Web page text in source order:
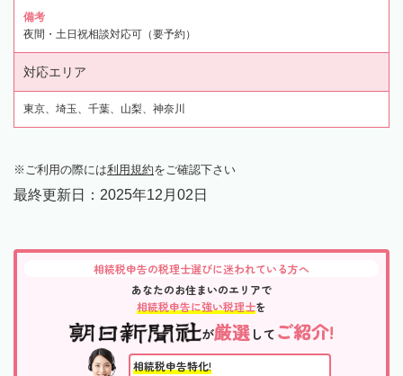
備考
夜間・土日祝相談対応可（要予約）
対応エリア
東京、埼玉、千葉、山梨、神奈川
ご利用の際には利用規約をご確認下さい
最終更新日： 2025年12月02日
相続税申告の税理士選びに迷われている方へ
あなたのお住まいのエリアで
相続税申告に強い税理士を
が厳選して ご紹介!
相続税申告特化!